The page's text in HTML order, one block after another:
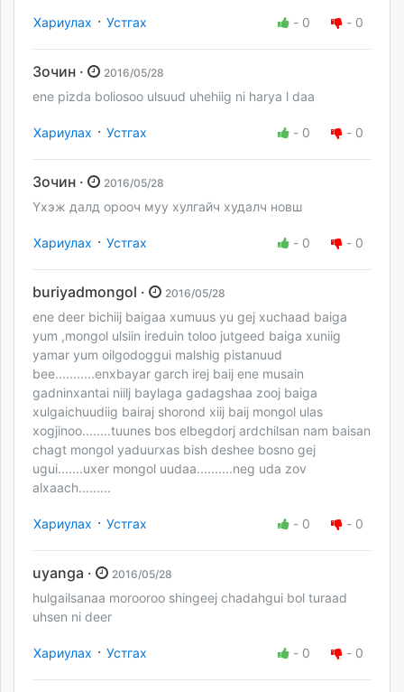
Хариулах · Устгах - 0 - 0
Зочин · 2016/05/28
ene pizda boliosoo ulsuud uhehiig ni harya l daa
Хариулах · Устгах - 0 - 0
Зочин · 2016/05/28
Үхэж далд орооч муу хулгайч худалч новш
Хариулах · Устгах - 0 - 0
buriyadmongol · 2016/05/28
ene deer bichiij baigaa xumuus yu gej xuchaad baiga
yum ,mongol ulsiin ireduin toloo jutgeed baiga xuniig
yamar yum oilgodoggui malshig pistanuud
bee...........enxbayar garch irej baij ene musain
gadninxantai niilj baylaga gadagshaa zooj baiga
xulgaichuudiig bairaj shorond xiij baij mongol ulas
xogjinoo........tuunes bos elbegdorj ardchilsan nam baisan
chagt mongol yaduurxas bish deshee bosno gej
ugui.......uxer mongol uudaa..........neg uda zov
alxaach.........
Хариулах · Устгах - 0 - 0
uyanga · 2016/05/28
hulgailsanaa morooroo shingeej chadahgui bol turaad
uhsen ni deer
Хариулах · Устгах - 0 - 0